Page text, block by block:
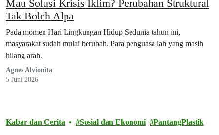
Mau Solusi Krisis Iklim? Perubahan Struktural
Tak Boleh Alpa
Pada momen Hari Lingkungan Hidup Sedunia tahun ini,
masyarakat sudah mulai berubah. Para penguasa lah yang masih
hilang arah.
Agnes Alvionita
5 Juni 2026
Kabar dan Cerita Sosial dan Ekonomi PantangPlastik